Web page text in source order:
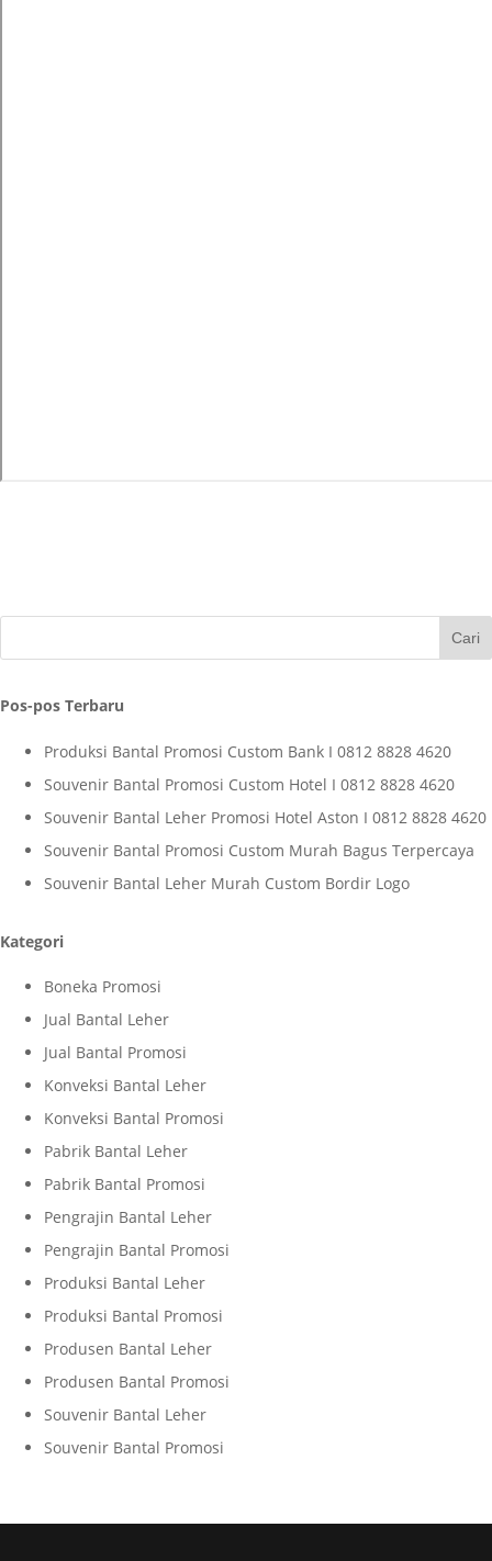
Pos-pos Terbaru
Produksi Bantal Promosi Custom Bank I 0812 8828 4620
Souvenir Bantal Promosi Custom Hotel I 0812 8828 4620
Souvenir Bantal Leher Promosi Hotel Aston I 0812 8828 4620
Souvenir Bantal Promosi Custom Murah Bagus Terpercaya
Souvenir Bantal Leher Murah Custom Bordir Logo
Kategori
Boneka Promosi
Jual Bantal Leher
Jual Bantal Promosi
Konveksi Bantal Leher
Konveksi Bantal Promosi
Pabrik Bantal Leher
Pabrik Bantal Promosi
Pengrajin Bantal Leher
Pengrajin Bantal Promosi
Produksi Bantal Leher
Produksi Bantal Promosi
Produsen Bantal Leher
Produsen Bantal Promosi
Souvenir Bantal Leher
Souvenir Bantal Promosi